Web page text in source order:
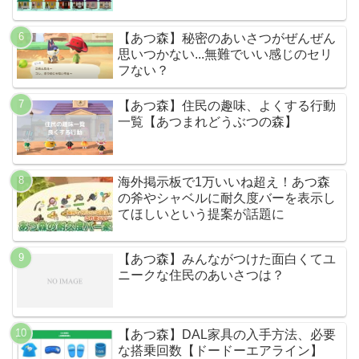
【あつ森】秘密のあいさつがぜんぜん
思いつかない...無難でいい感じのセリ
フない？
【あつ森】住民の趣味、よくする行動
一覧【あつまれどうぶつの森】
海外掲示板で1万いいね超え！あつ森
の斧やシャベルに耐久度バーを表示し
てほしいという提案が話題に
【あつ森】みんながつけた面白くてユ
ニークな住民のあいさつは？
【あつ森】DAL家具の入手方法、必要
な搭乗回数【ドードーエアライン】